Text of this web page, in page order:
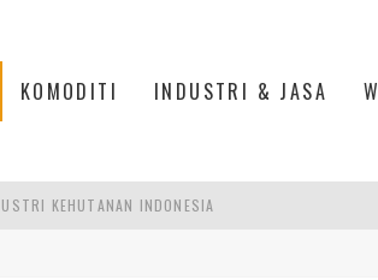
KOMODITI INDUSTRI & JASA
PENGUATAN KOMPETENSI LULUSAN
SULTAN MAHMUD BADARUDDIN II, PALEMBANG